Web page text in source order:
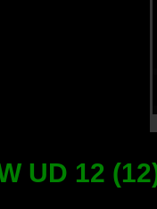
UD 12